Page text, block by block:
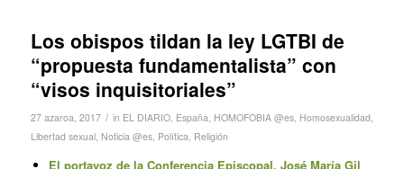
Los obispos tildan la ley LGTBI de
“propuesta fundamentalista” con
“visos inquisitoriales”
27 azaroa, 2017 / in EL DIARIO, España, HOMOFOBIA @es, Homosexualidad,
Libertad sexual, Noticia @es, Política, Religión
El portavoz de la Conferencia Episcopal, José María Gil